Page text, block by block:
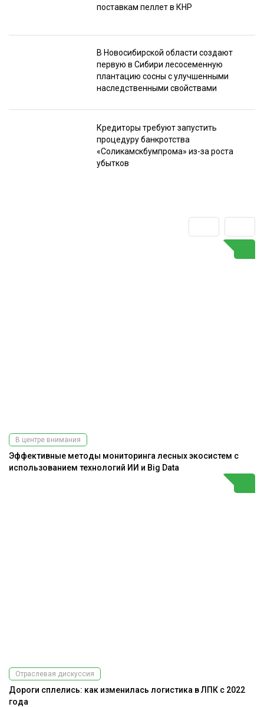
поставкам пеллет в КНР
В Новосибирской области создают
первую в Сибири лесосеменную
плантацию сосны с улучшенными
наследственными свойствами
Кредиторы требуют запустить
процедуру банкротства
«Соликамскбумпрома» из-за роста
убытков
В центре внимания
Эффективные методы мониторинга лесных экосистем с
использованием технологий ИИ и Big Data
Отраслевая дискуссия
Дороги сплелись: как изменилась логистика в ЛПК с 2022
года